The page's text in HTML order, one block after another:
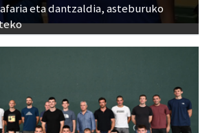
eta dantzaldia, asteburuko